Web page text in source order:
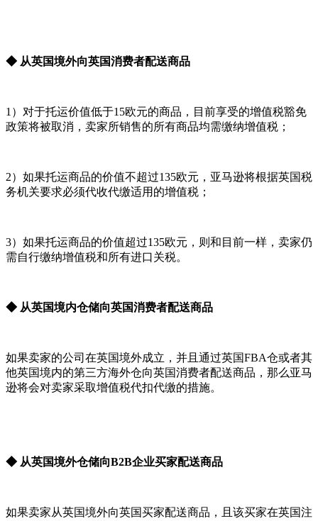
◆ 从英国境外向英国消费者配送商品
1）对于托运价值低于15欧元的商品，目前享受的增值税豁免
政策将被取消，卖家所销售的所有商品均需缴纳增值税；
2）如果托运商品的价值不超过135欧元，亚马逊将根据英国税
务机关要求必须代收代缴适用的增值税；
3）如果托运商品的价值超过135欧元，则和目前一样，卖家仍
需自行缴纳增值税和所有进口关税。
◆ 从英国境内仓储向英国消费者配送商品
如果卖家的公司在英国境外成立，并且通过英国FBA仓或者其
他英国境内的第三方海外仓向英国消费者配送商品，那么亚马
逊将会对卖家采取增值税代扣代缴的措施。
◆ 从英国境外仓储向B2B企业买家配送商品
如果卖家从英国境外向英国买家配送商品，且该买家在英国注